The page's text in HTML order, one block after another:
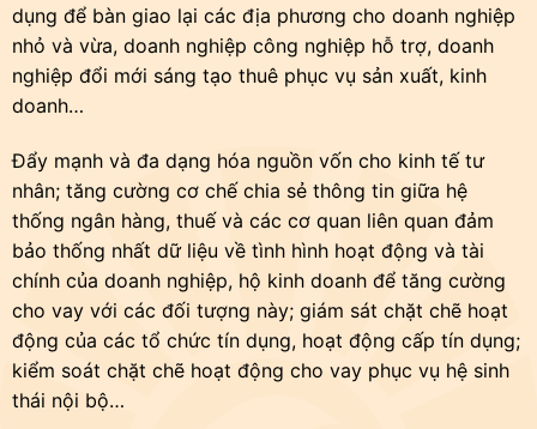
dụng để bàn giao lại các địa phương cho doanh nghiệp
nhỏ và vừa, doanh nghiệp công nghiệp hỗ trợ, doanh
nghiệp đổi mới sáng tạo thuê phục vụ sản xuất, kinh
doanh…
Đẩy mạnh và đa dạng hóa nguồn vốn cho kinh tế tư
nhân; tăng cường cơ chế chia sẻ thông tin giữa hệ
thống ngân hàng, thuế và các cơ quan liên quan đảm
bảo thống nhất dữ liệu về tình hình hoạt động và tài
chính của doanh nghiệp, hộ kinh doanh để tăng cường
cho vay với các đối tượng này; giám sát chặt chẽ hoạt
động của các tổ chức tín dụng, hoạt động cấp tín dụng;
kiểm soát chặt chẽ hoạt động cho vay phục vụ hệ sinh
thái nội bộ…